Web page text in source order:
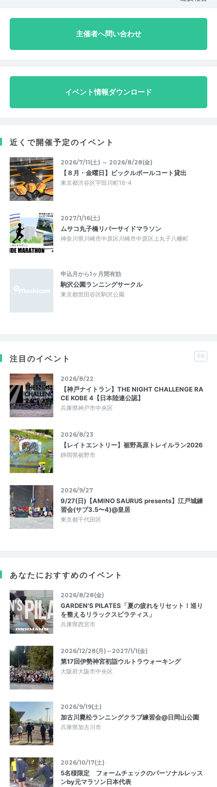
主催者へ問い合わせ
イベント情報ダウンロード
近くで開催予定のイベント
2026/7/11(土) ～ 2026/8/28(金)
【８月・金曜日】ピックルボールコート貸出
東京都渋谷区宇田川町16-4
2027/1/16(土)
ムサコ丸子橋リバーサイドマラソン
神奈川県川崎市中原区川崎市中原区上丸子八幡町
申込月から1ヶ月間有効
駒沢公園ランニングサークル
東京都世田谷区駒沢公園
注目のイベント PR
2026/8/22
【神戸ナイトラン】THE NIGHT CHALLENGE RA
CE KOBE 4【日本陸連公認】
兵庫県神戸市中央区
2026/8/23
【レイトエントリー】裾野高原トレイルラン2026
静岡県裾野市
2026/9/27
9/27(日)【AMINO SAURUS presents】江戸城練
習会(サブ3.5〜4)@皇居
東京都千代田区
あなたにおすすめのイベント
2026/8/28(金)
GARDEN'S PILATES「夏の疲れをリセット！巡り
を整えるリラックスピラティス」
兵庫県西宮市
2026/12/28(月)～2027/1/1(金)
第17回伊勢神宮初詣ウルトラウォーキング
大阪府大阪市中央区
2026/9/19(土)
加古川麑松ランニングクラブ練習会@日岡山公園
兵庫県加古川市
2026/10/17(土)
5名様限定 フォームチェックのパーソナルレッス
ンby元マラソン日本代表